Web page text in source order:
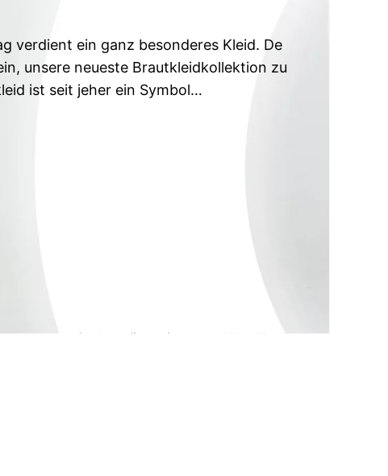
verdient ein ganz besonderes Kleid. De
unsere neueste Brautkleidkollektion zu
ist seit jeher ein Symbol…
Stolz präsentiert von WordPress